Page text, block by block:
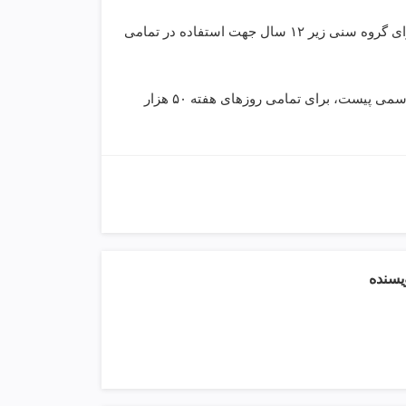
همچنین تا پیش از اعلام بازگشایی رسمی پیست، قیمت بلیت اسکی‌‌باز برای گروه سنی زیر ۱۲ سال جهت استفاده در تمامی
قیمت بلیت گردشگر (استفاده از تله‌کابین) نیز تا پیش از اعلام بازگشایی رسمی پیست، برای تمامی روزهای هفته ۵۰ هزار